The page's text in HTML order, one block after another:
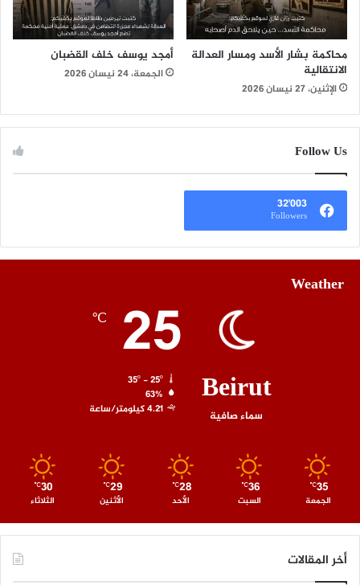
محاكمة بشار الأسد ومسار العدالة
الانتقالية
الإثنين، 27 نيسان 2026
أمجد يوسف خلف القضبان
الجمعة، 24 نيسان 2026
Follow Us
32٬003
Followers
Weather
Beirut
سماء صافية
25
℃
35º - 25º
63%
4.21 كيلومتر/ساعة
35
℃
الجمعة
36
℃
السبت
28
℃
الأحد
29
℃
الأثنين
30
℃
الثلاثاء
أخر المقالات